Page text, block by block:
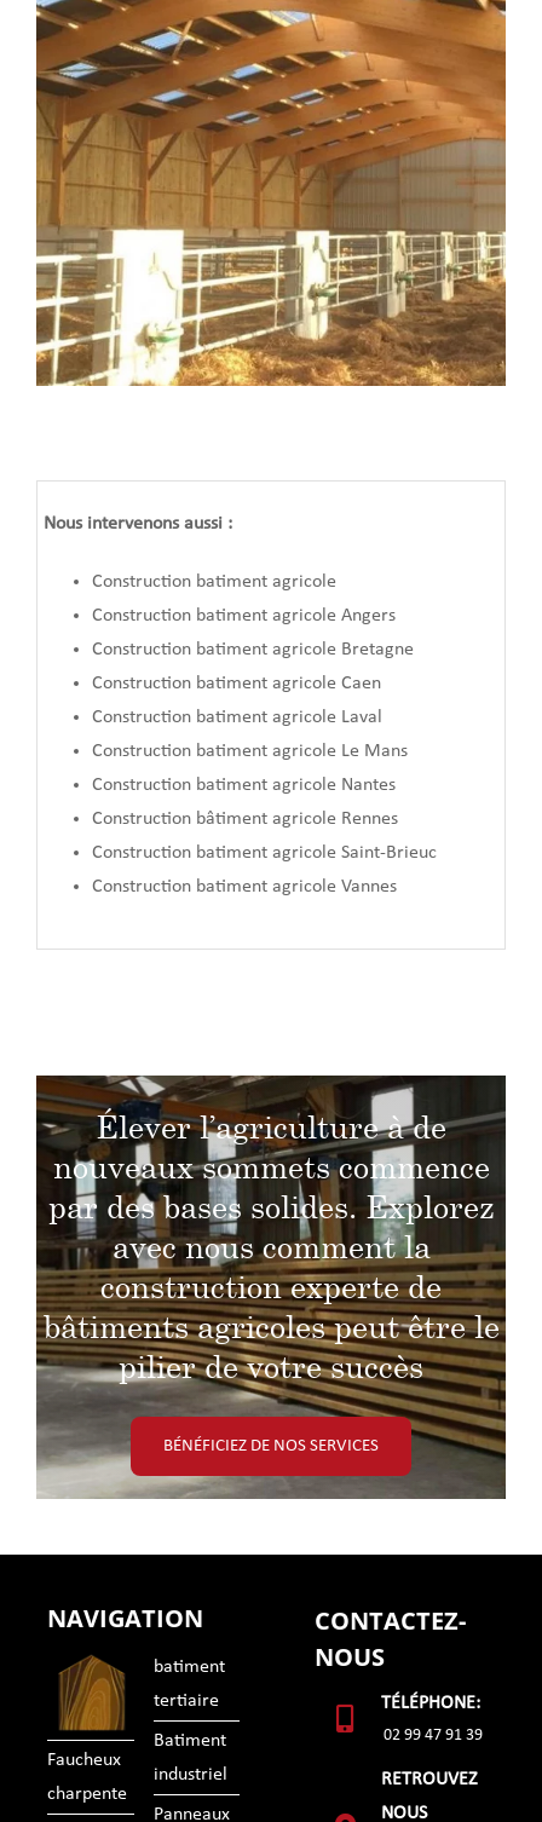
Nous intervenons aussi :
Construction batiment agricole
Construction batiment agricole Angers
Construction batiment agricole Bretagne
Construction batiment agricole Caen
Construction batiment agricole Laval
Construction batiment agricole Le Mans
Construction batiment agricole Nantes
Construction bâtiment agricole Rennes
Construction batiment agricole Saint-Brieuc
Construction batiment agricole Vannes
Élever l’agriculture à de
nouveaux sommets commence
par des bases solides. Explorez
avec nous comment la
construction experte de
bâtiments agricoles peut être le
pilier de votre succès
BÉNÉFICIEZ DE NOS SERVICES
NAVIGATION
Faucheux
charpente
batiment
tertiaire
Batiment
industriel
Panneaux
CONTACTEZ-
NOUS
TÉLÉPHONE:
02 99 47 91 39
RETROUVEZ
NOUS